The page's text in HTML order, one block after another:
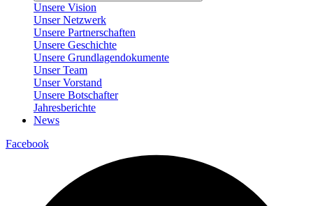
Unsere Vision
Unser Netzwerk
Unsere Partnerschaften
Unsere Geschichte
Unsere Grundlagendokumente
Unser Team
Unser Vorstand
Unsere Botschafter
Jahresberichte
News
Facebook